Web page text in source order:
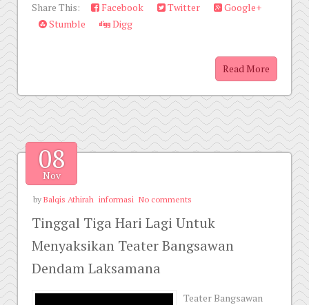
Share This:
Facebook Twitter
Google+
Stumble
Digg
Read More
08
Nov
by Balqis Athirah informasi No comments
Tinggal Tiga Hari Lagi Untuk
Menyaksikan Teater Bangsawan
Dendam Laksamana
Teater Bangsawan